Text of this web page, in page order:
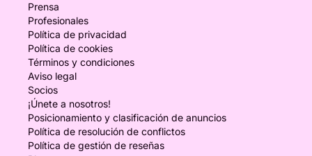
Prensa
Profesionales
Política de privacidad
Política de cookies
Términos y condiciones
Aviso legal
Socios
¡Únete a nosotros!
Posicionamiento y clasificación de anuncios
Política de resolución de conflictos
Política de gestión de reseñas